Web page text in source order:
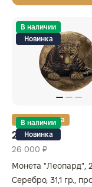
В наличии
Новинка
Золотая карта
В наличии
Новинка
25 000 ₽
26 000 ₽
Монета "Леопард",
Серебро, 31,1 гр.,